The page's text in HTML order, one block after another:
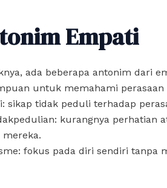
Empati
ada beberapa antonim dari
untuk memahami perasaan
sikap tidak peduli terhadap
kurangnya perhatian
fokus pada diri sendiri tanpa